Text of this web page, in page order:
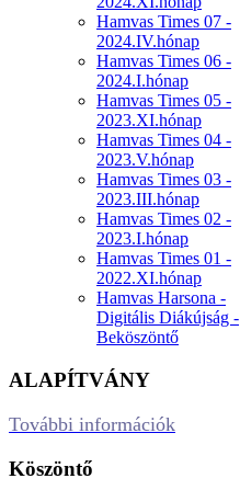
Hamvas Times 07 -
2024.IV.hónap
Hamvas Times 06 -
2024.I.hónap
Hamvas Times 05 -
2023.XI.hónap
Hamvas Times 04 -
2023.V.hónap
Hamvas Times 03 -
2023.III.hónap
Hamvas Times 02 -
2023.I.hónap
Hamvas Times 01 -
2022.XI.hónap
Hamvas Harsona -
Digitális Diákújság -
Beköszöntő
ALAPÍTVÁNY
További információk
Köszöntő